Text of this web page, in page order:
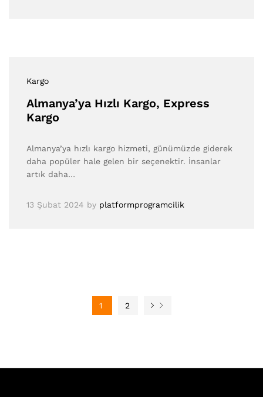
Kargo
Almanya’ya Hızlı Kargo, Express
Kargo
Almanya’ya hızlı kargo hizmeti, günümüzde giderek
daha popüler hale gelen bir seçenektir. İnsanlar
artık daha…
13 Şubat 2024 by platformprogramcilik
1 2